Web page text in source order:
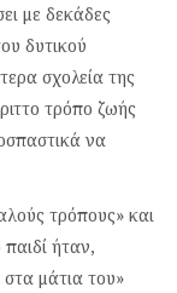
με δεκάδες
δυτικού
σχολεία της
τρόπο ζωής
να
τρόπους» και
ήταν,
μάτια του»